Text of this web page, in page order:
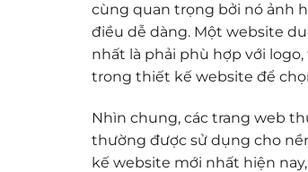
cùng quan trọng bởi nó ảnh
điều dễ dàng. Một website
nhất là phải phù hợp với
trong thiết kế website để
Nhìn chung, các trang web
thường được sử dụng cho
kế website mới nhất hiện